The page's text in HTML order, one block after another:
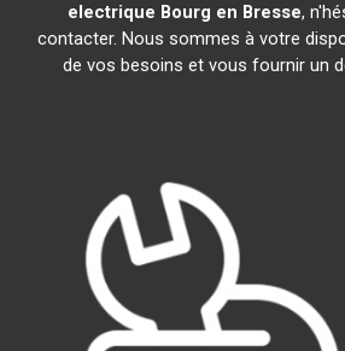
electrique Bourg en Bresse,
contacter. Nous sommes à votre
de vos besoins et vous fournir un